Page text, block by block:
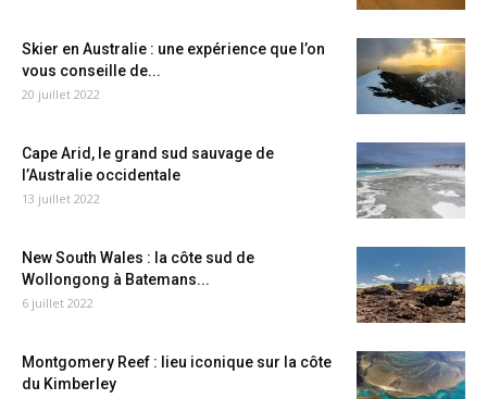
Skier en Australie : une expérience que l’on
vous conseille de...
20 juillet 2022
Cape Arid, le grand sud sauvage de
l’Australie occidentale
13 juillet 2022
New South Wales : la côte sud de
Wollongong à Batemans...
6 juillet 2022
Montgomery Reef : lieu iconique sur la côte
du Kimberley